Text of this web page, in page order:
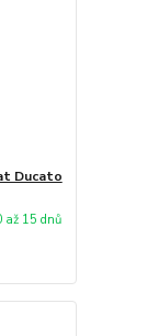
Ducato
až 15 dnů